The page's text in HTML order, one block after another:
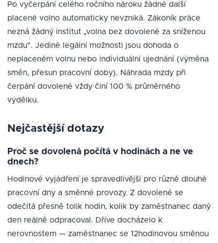
Po vyčerpání celého ročního nároku žádné další
placené volno automaticky nevzniká. Zákoník práce
nezná žádný institut „volna bez dovolené za sníženou
mzdu". Jediné legální možnosti jsou dohoda o
neplaceném volnu nebo individuální ujednání (výměna
směn, přesun pracovní doby). Náhrada mzdy při
čerpání dovolené vždy činí 100 % průměrného
výdělku.
Nejčastější dotazy
Proč se dovolená počítá v hodinách a ne ve
dnech?
Hodinové vyjádření je spravedlivější pro různě dlouhé
pracovní dny a směnné provozy. Z dovolené se
odečítá přesně tolik hodin, kolik by zaměstnanec daný
den reálně odpracoval. Dříve docházelo k
nerovnostem — zaměstnanec se 12hodinovou směnou